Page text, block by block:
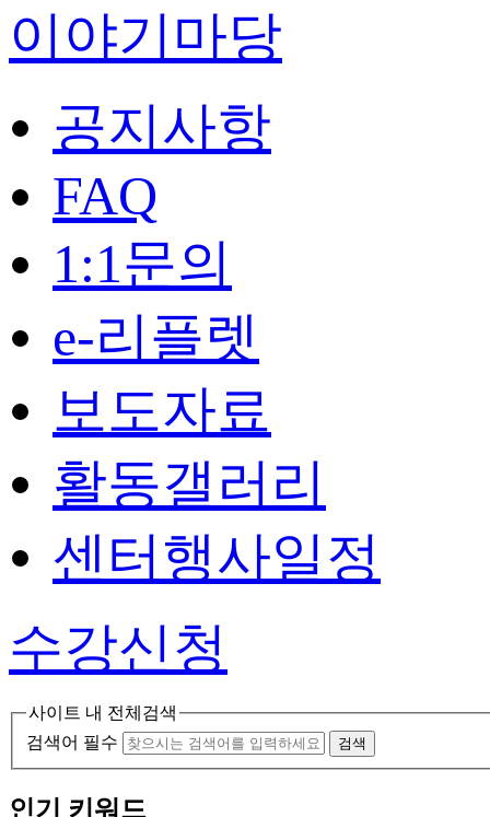
이야기마당
공지사항
FAQ
1:1문의
e-리플렛
보도자료
활동갤러리
센터행사일정
수강신청
사이트 내 전체검색
검색어 필수
검색
인기 키워드